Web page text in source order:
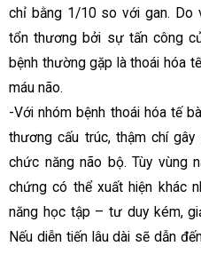
chỉ bằng 1/10 so với gan. Do
tổn thương bởi sự tấn công
bệnh thường gặp là thoái hóa
máu não.
-Với nhóm bệnh thoái hóa tế
thương cấu trúc, thậm chí
chức năng não bộ. Tùy vùng
chứng có thể xuất hiện khác
năng học tập – tư duy kém,
Nếu diễn tiến lâu dài sẽ dẫn